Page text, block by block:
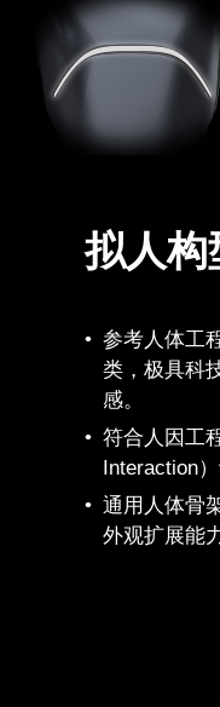
拟人构
参考人体工
类，极具科
感。
符合人因工
Interaction
通用人体骨
外观扩展能